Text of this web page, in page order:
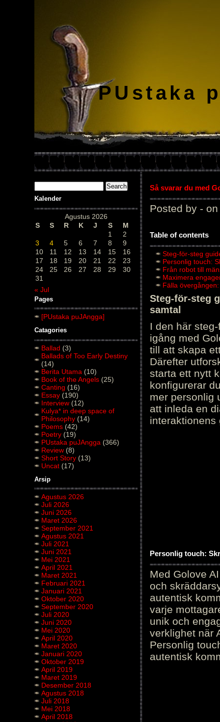
PUstaka
Kalender
Agustus 2026
S
S R K J S
M
1
2
3
4 5 6 7 8
9
10
11 12 13 14 15
16
17
18 19 20 21 22
23
24
25 26 27 28 29
30
31
« Jul
Pages
[PUstaka puJAngga]
Catagories
Ballad (3)
Ballads of Too Early Destiny
(14)
Berita Utama (10)
Book of the Angels (25)
Canting (16)
Essay (190)
Interview (12)
Kulya* in deep space of
Philosophy (14)
Poems (42)
Poetry (19)
PUstaka puJAngga (366)
Review (8)
Short Story (13)
Uncat (17)
Arsip
Agustus 2026
Juli 2026
Juni 2026
Maret 2026
September 2021
Agustus 2021
Juli 2021
Juni 2021
Mei 2021
April 2021
Maret 2021
Februari 2021
Januari 2021
Oktober 2020
September 2020
Juli 2020
Juni 2020
Mei 2020
April 2020
Maret 2020
Januari 2020
Oktober 2019
April 2019
Maret 2019
Desember 2018
Agustus 2018
Juli 2018
Mei 2018
April 2018
Så svarar du med
Posted by - on
Table of contents
Steg-för-steg
Personlig touch:
Från robot till
Maximera
Fälla
Steg-för-steg
samtal
I den här
igång med
till att skapa
Därefter
starta ett nytt
konfigurerar
mer personlig
att inleda en
interaktionens
Personlig touch:
Med Golove
och
autentisk
varje
unik och
verklighet när
Personlig
autentisk